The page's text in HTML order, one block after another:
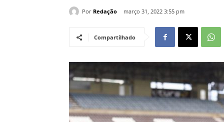
Por Redação março 31, 2022 3:55 pm
Compartilhado